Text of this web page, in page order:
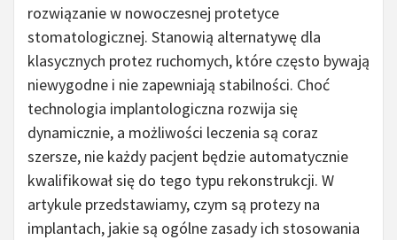
rozwiązanie w nowoczesnej protetyce
stomatologicznej. Stanowią alternatywę dla
klasycznych protez ruchomych, które często bywają
niewygodne i nie zapewniają stabilności. Choć
technologia implantologiczna rozwija się
dynamicznie, a możliwości leczenia są coraz
szersze, nie każdy pacjent będzie automatycznie
kwalifikował się do tego typu rekonstrukcji. W
artykule przedstawiamy, czym są protezy na
implantach, jakie są ogólne zasady ich stosowania